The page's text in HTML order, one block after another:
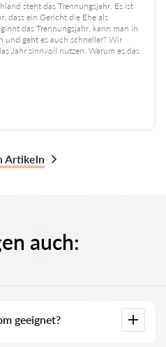
steht das Trennungsjahr. Es ist
dass ein Gericht die Ehe als
das Trennungsjahr, kann man in
und geht es auch schneller? Wir
Jahr sinnvoll nutzen. Warum es das
Artikeln
auch:
geeignet?